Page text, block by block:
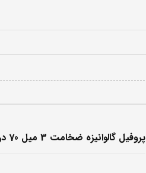
پروفیل گالوانیزه ضخامت 3 میل 70 در 70